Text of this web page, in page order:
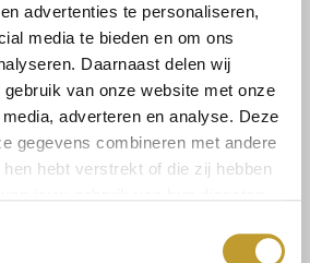
advertenties te personaliseren,
media te bieden en om ons
Daarnaast delen wij
van onze website met onze
adverteren en analyse. Deze
gegevens combineren met andere
hebt verstrekt of die zij hebben
37 38 40 41
Select a size